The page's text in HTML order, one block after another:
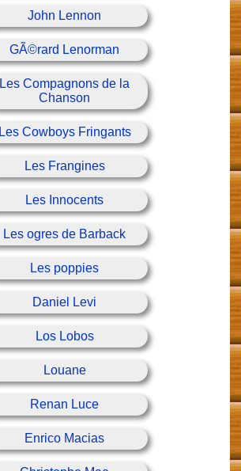
John Lennon
GÃ©rard Lenorman
Les Compagnons de la
Chanson
Les Cowboys Fringants
Les Frangines
Les Innocents
Les ogres de Barback
Les poppies
Daniel Levi
Los Lobos
Louane
Renan Luce
Enrico Macias